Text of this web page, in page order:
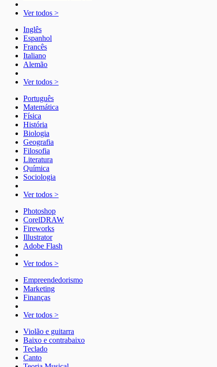
Ver todos >
Inglês
Espanhol
Francês
Italiano
Alemão
Ver todos >
Português
Matemática
Física
História
Biologia
Geografia
Filosofia
Literatura
Química
Sociologia
Ver todos >
Photoshop
CorelDRAW
Fireworks
Illustrator
Adobe Flash
Ver todos >
Empreendedorismo
Marketing
Finanças
Ver todos >
Violão e guitarra
Baixo e contrabaixo
Teclado
Canto